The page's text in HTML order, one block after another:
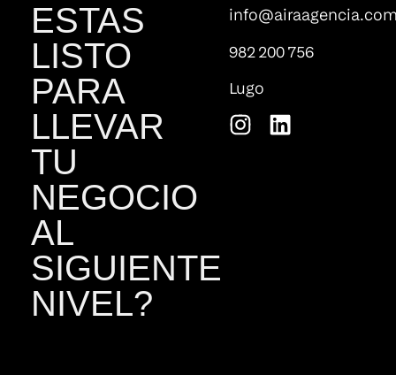
ESTAS
LISTO
PARA
LLEVAR
TU
NEGOCIO
AL
SIGUIENTE
NIVEL?
982 200 756
Lugo